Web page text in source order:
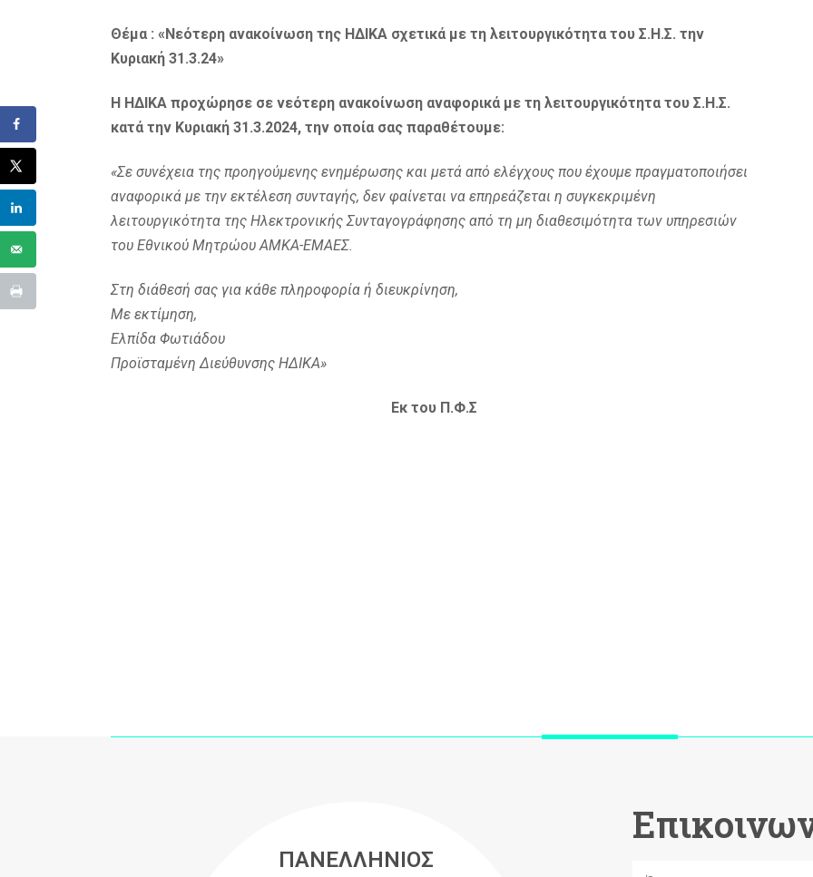
Θέμα : «Νεότερη ανακοίνωση της ΗΔΙΚΑ σχετικά με τη λειτουργικότητα του Σ.Η.Σ. την
Κυριακή 31.3.24»
Η ΗΔΙΚΑ προχώρησε σε νεότερη ανακοίνωση αναφορικά με τη λειτουργικότητα του Σ.Η.Σ.
κατά την Κυριακή 31.3.2024, την οποία σας παραθέτουμε:
«Σε συνέχεια της προηγούμενης ενημέρωσης και μετά από ελέγχους που έχουμε πραγματοποιήσει
αναφορικά με την εκτέλεση συνταγής, δεν φαίνεται να επηρεάζεται η συγκεκριμένη
λειτουργικότητα της Ηλεκτρονικής Συνταγογράφησης από τη μη διαθεσιμότητα των υπηρεσιών
του Εθνικού Μητρώου ΑΜΚΑ-ΕΜΑΕΣ.
Στη διάθεσή σας για κάθε πληροφορία ή διευκρίνηση,
Με εκτίμηση,
Ελπίδα Φωτιάδου
Προϊσταμένη Διεύθυνσης ΗΔΙΚΑ»
Εκ του Π.Φ.Σ
ΠΑΝΕΛΛΗΝΙΟΣ